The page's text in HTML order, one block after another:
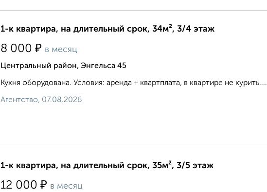
1-к квартира, на длительный срок, 34м², 3/4 этаж
8 000 ₽ в месяц
Центральный район, Энгельса 45
Кухня оборудована. Условия: аренда + квартплата, в квартире не курить....
Агентство, 07.08.2026
1-к квартира, на длительный срок, 35м², 3/5 этаж
12 000 ₽ в месяц